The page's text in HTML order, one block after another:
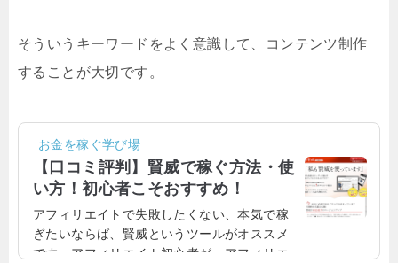
そういうキーワードをよく意識して、コンテンツ制作
することが大切です。
お金を稼ぐ学び場
【口コミ評判】賢威で稼ぐ方法・使
い方！初心者こそおすすめ！
アフィリエイトで失敗したくない、本気で稼
ぎたいならば、賢威というツールがオススメ
です。アフィリエイト初心者が、アフィリエ